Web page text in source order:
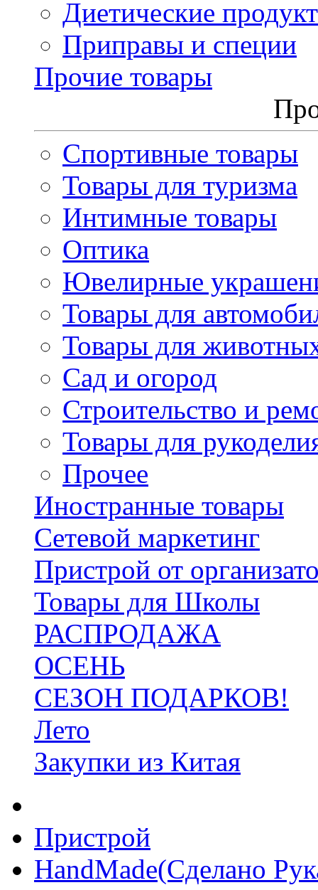
Диетические
Приправы и специи
Прочие товары
Спортивные товары
Товары для туризма
Интимные товары
Оптика
Ювелирные
Товары для
Товары для
Сад и огород
Строительство и
Товары для
Прочее
Иностранные товары
Сетевой маркетинг
Пристрой от
Товары для Школы
РАСПРОДАЖА
ОСЕНЬ
СЕЗОН ПОДАРКОВ!
Лето
Закупки из Китая
Пристрой
HandMade(Сделано